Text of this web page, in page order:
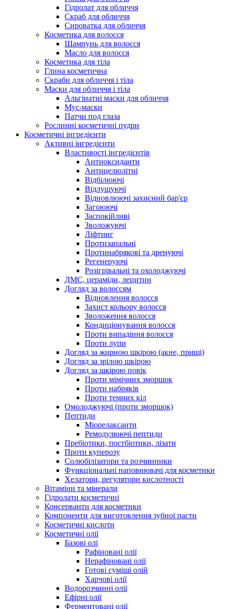
Гідролат для обличчя
Скраб для обличчя
Сироватка для обличчя
Косметика для волосся
Шампунь для волосся
Масло для волосся
Косметика для тіла
Глина косметична
Скраби для обличчя і тіла
Маски для обличчя і тіла
Альгінатні маски для обличчя
Мус-маски
Патчи под глаза
Рослинні косметичні пудри
Косметичні інгредієнти
Активні інгредієнти
Властивості інгредієнтів
Антиоксиданти
Антицелюлітні
Відбілюючі
Відлущуючі
Відновлюючі захисний бар'єр
Загоюючі
Заспокійливі
Зволожуючі
Ліфтинг
Протизапальні
Протинабрякові та дренуючі
Регенеруючі
Розігрівальні та охолоджуючі
ДМС, цераміди, лецитин
Догляд за волоссям
Відновлення волосся
Захист кольору волосся
Зволоження волосся
Кондиціонування волосся
Проти випадіння волосся
Проти лупи
Догляд за жирною шкірою (акне, прищі)
Догляд за зрілою шкірою
Догляд за шкірою повік
Проти мімічних зморшок
Проти набряків
Проти темних кіл
Омолоджуючі (проти зморшок)
Пептиди
Міорелаксанти
Ремодулюючі пептиди
Пребіотики, постбіотики, лізати
Проти куперозу
Солюбілізатори та розчинники
Функціональні наповнювачі для косметики
Хелатори, регулятори кислотності
Вітаміни та мінерали
Гідролати косметичні
Консерванти для косметики
Компоненти для виготовлення зубної пасти
Косметичні кислоти
Косметичні олії
Базові олї
Рафіновані олії
Нерафіновані олії
Готові суміші олій
Харчові олії
Водорозчинні олії
Ефірні олії
Ферментовані олії